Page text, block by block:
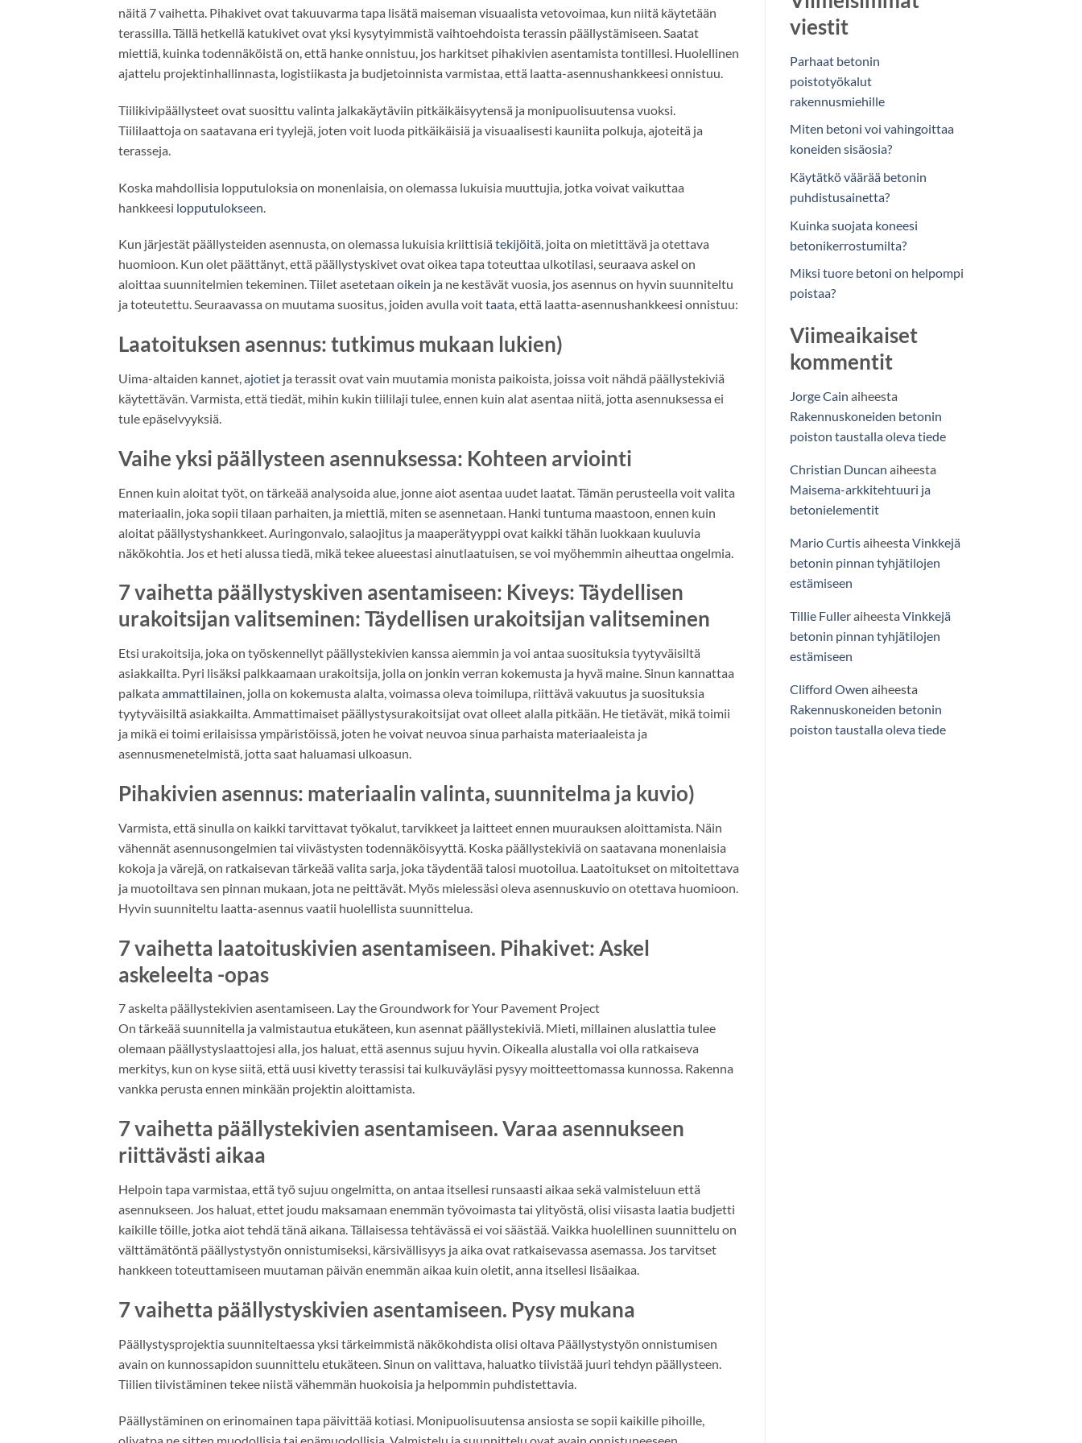
näitä 7 vaihetta. Pihakivet ovat takuuvarma tapa lisätä maiseman visuaalista vetovoimaa, kun niitä käytetään
terassilla. Tällä hetkellä katukivet ovat yksi kysytyimmistä vaihtoehdoista terassin päällystämiseen. Saatat
miettiä, kuinka todennäköistä on, että hanke onnistuu, jos harkitset pihakivien asentamista tontillesi. Huolellinen
ajattelu projektinhallinnasta, logistiikasta ja budjetoinnista varmistaa, että laatta-asennushankkeesi onnistuu.
Tiilikivipäällysteet ovat suosittu valinta jalkakäytäviin pitkäikäisyytensä ja monipuolisuutensa vuoksi.
Tiililaattoja on saatavana eri tyylejä, joten voit luoda pitkäikäisiä ja visuaalisesti kauniita polkuja, ajoteitä ja
terasseja.
Koska mahdollisia lopputuloksia on monenlaisia, on olemassa lukuisia muuttujia, jotka voivat vaikuttaa
hankkeesi lopputulokseen
Kun järjestät päällysteiden asennusta, on olemassa lukuisia kriittisiä tekijöitä, joita on mietittävä ja otettava
huomioon. Kun olet päättänyt, että päällystyskivet ovat oikea tapa toteuttaa ulkotilasi, seuraava askel on
aloittaa suunnitelmien tekeminen. Tiilet asetetaan oikein ja ne kestävät vuosia, jos asennus on hyvin suunniteltu
ja toteutettu. Seuraavassa on muutama suositus, joiden avulla voittaata, että laatta-asennushankkeesi onnistuu:
Laatoituksen asennus: tutkimus mukaan lukien)
Uima-altaiden kannet,ajotiet ja terassit ovat vain muutamia monista paikoista, joissa voit nähdä päällystekiviä
käytettävän. Varmista, että tiedät, mihin kukin tiililaji tulee, ennen kuin alat asentaa niitä, jotta asennuksessa ei
tule epäselvyyksiä.
Vaihe yksi päällysteen asennuksessa: Kohteen arviointi
Ennen kuin aloitat työt, on tärkeää analysoida alue, jonne aiot asentaa uudet laatat. Tämän perusteella voit valita
materiaalin, joka sopii tilaan parhaiten, ja miettiä, miten se asennetaan. Hanki tuntuma maastoon, ennen kuin
aloitat päällystyshankkeet. Auringonvalo, salaojitus ja maaperätyyppi ovat kaikki tähän luokkaan kuuluvia
näkökohtia. Jos et heti alussa tiedä, mikä tekee alueestasi ainutlaatuisen, se voi myöhemmin aiheuttaa ongelmia.
7 vaihetta päällystyskiven asentamiseen: Kiveys: Täydellisen
urakoitsijan valitseminen: Täydellisen urakoitsijan valitseminen
Etsi urakoitsija, joka on työskennellyt päällystekivien kanssa aiemmin ja voi antaa suosituksia tyytyväisiltä
asiakkailta. Pyri lisäksi palkkaamaan urakoitsija, jolla on jonkin verran kokemusta ja hyvä maine. Sinun kannattaa
palkata ammattilainen, jolla on kokemusta alalta, voimassa oleva toimilupa, riittävä vakuutus ja suosituksia
tyytyväisiltä asiakkailta. Ammattimaiset päällystysurakoitsijat ovat olleet alalla pitkään. He tietävät, mikä toimii
ja mikä ei toimi erilaisissa ympäristöissä, joten he voivat neuvoa sinua parhaista materiaaleista ja
asennusmenetelmistä, jotta saat haluamasi ulkoasun.
Pihakivien asennus: materiaalin valinta, suunnitelma ja kuvio)
Varmista, että sinulla on kaikki tarvittavat työkalut, tarvikkeet ja laitteet ennen muurauksen aloittamista. Näin
vähennät asennusongelmien tai viivästysten todennäköisyyttä. Koska päällystekiviä on saatavana monenlaisia
kokoja ja värejä, on ratkaisevan tärkeää valita sarja, joka täydentää talosi muotoilua. Laatoitukset on mitoitettava
ja muotoiltava sen pinnan mukaan, jota ne peittävät. Myös mielessäsi oleva asennuskuvio on otettava huomioon.
Hyvin suunniteltu laatta-asennus vaatii huolellista suunnittelua.
7 vaihetta laatoituskivien asentamiseen. Pihakivet: Askel
askeleelta -opas
7 askelta päällystekivien asentamiseen. Lay the Groundwork for Your Pavement Project
On tärkeää suunnitella ja valmistautua etukäteen, kun asennat päällystekiviä. Mieti, millainen aluslattia tulee
olemaan päällystyslaattojesi alla, jos haluat, että asennus sujuu hyvin. Oikealla alustalla voi olla ratkaiseva
merkitys, kun on kyse siitä, että uusi kivetty terassisi tai kulkuväyläsi pysyy moitteettomassa kunnossa. Rakenna
vankka perusta ennen minkään projektin aloittamista.
7 vaihetta päällystekivien asentamiseen. Varaa asennukseen
riittävästi aikaa
Helpoin tapa varmistaa, että työ sujuu ongelmitta, on antaa itsellesi runsaasti aikaa sekä valmisteluun että
asennukseen. Jos haluat, ettet joudu maksamaan enemmän työvoimasta tai ylityöstä, olisi viisasta laatia budjetti
kaikille töille, jotka aiot tehdä tänä aikana. Tällaisessa tehtävässä ei voi säästää. Vaikka huolellinen suunnittelu on
välttämätöntä päällystystyön onnistumiseksi, kärsivällisyys ja aika ovat ratkaisevassa asemassa. Jos tarvitset
hankkeen toteuttamiseen muutaman päivän enemmän aikaa kuin oletit, anna itsellesi lisäaikaa.
7 vaihetta päällystyskivien asentamiseen. Pysy mukana
Päällystysprojektia suunniteltaessa yksi tärkeimmistä näkökohdista olisi oltava Päällystystyön onnistumisen
avain on kunnossapidon suunnittelu etukäteen. Sinun on valittava, haluatko tiivistää juuri tehdyn päällysteen.
Tiilien tiivistäminen tekee niistä vähemmän huokoisia ja helpommin puhdistettavia.
Päällystäminen on erinomainen tapa päivittää kotiasi. Monipuolisuutensa ansiosta se sopii kaikille pihoille,
viestit
Parhaat betonin
poistotyökalut
rakennusmiehille
Miten betoni voi vahingoittaa
koneiden sisäosia?
Käytätkö väärää betonin
puhdistusainetta?
Kuinka suojata koneesi
betonikerrostumilta?
Miksi tuore betoni on helpompi
poistaa?
Viimeaikaiset
kommentit
Jorge Cain aiheesta
Rakennuskoneiden betonin
poiston taustalla oleva tiede
Christian Duncan aiheesta
Maisema-arkkitehtuuri ja
betonielementit
Mario Curtisaiheesta Vinkkejä
betonin pinnan tyhjätilojen
estämiseen
Tillie Fulleraiheesta Vinkkejä
betonin pinnan tyhjätilojen
estämiseen
Clifford Owen aiheesta
Rakennuskoneiden betonin
poiston taustalla oleva tiede